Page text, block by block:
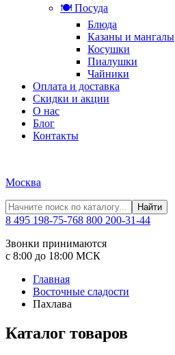
🍽️ Посуда
Блюда
Казаны и мангалы
Косушки
Пиалушки
Чайники
Оплата и доставка
Скидки и акции
О нас
Блог
Контакты
Москва
Найти
8 495 198-75-768 800 200-31-44
Звонки принимаются
с 8:00 до 18:00 МСК
Главная
Восточные сладости
Пахлава
Каталог товаров